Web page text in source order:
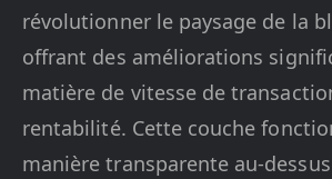
révolutionner le paysage de la
offrant des améliorations
matière de vitesse de
rentabilité. Cette couche
manière transparente au-dessus